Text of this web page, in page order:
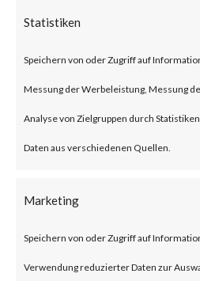
Statistiken
Speichern von oder Zugriff auf
Messung der Werbeleistung, Messung
Analyse von Zielgruppen durch
Daten aus verschiedenen Quellen.
Marketing
Speichern von oder Zugriff auf
Verwendung reduzierter Daten zur
What is the
security flaw in the
Server. Tracked
21410, the issue